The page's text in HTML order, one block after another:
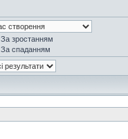
За зростанням
За спаданням